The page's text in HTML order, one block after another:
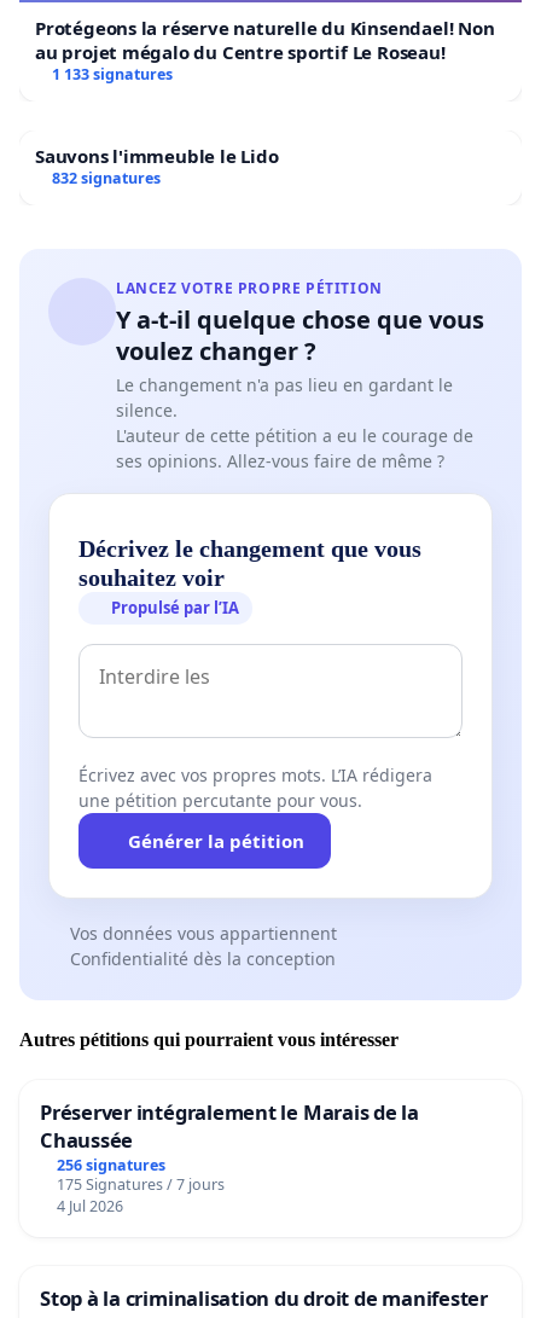
Protégeons la réserve naturelle du Kinsendael! Non
au projet mégalo du Centre sportif Le Roseau!
1 133 signatures
Sauvons l'immeuble le Lido
832 signatures
LANCEZ VOTRE PROPRE PÉTITION
Y a-t-il quelque chose que vous
voulez changer ?
Le changement n'a pas lieu en gardant le
silence.
L'auteur de cette pétition a eu le courage de
ses opinions. Allez-vous faire de même ?
Décrivez le changement que vous
souhaitez voir
Propulsé par l’IA
Écrivez avec vos propres mots. L’IA rédigera
une pétition percutante pour vous.
Générer la pétition
Vos données vous appartiennent
Confidentialité dès la conception
Autres pétitions qui pourraient vous intéresser
Préserver intégralement le Marais de la
Chaussée
256 signatures
175 Signatures / 7 jours
4 Jul 2026
Stop à la criminalisation du droit de manifester